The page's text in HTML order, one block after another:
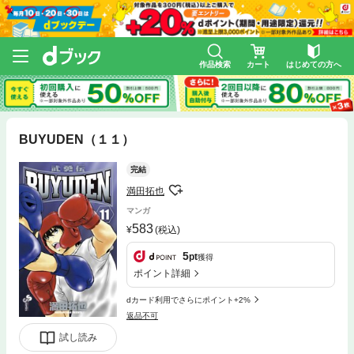
作品検索 カート はじめての方へ
BUYUDEN（１１）
試し読み
完結
満田拓也
マンガ
583(税込)
5pt獲得
ポイント詳細
dカード利用でさらにポイント+2%
返品不可